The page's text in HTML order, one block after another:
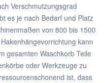
Verschmutzungsgrad
es je nach Bedarf und Platz
von 800 bis 1500
kann
gesamten Waschkorb Teile
oder Werkzeuge zu
ist, dass